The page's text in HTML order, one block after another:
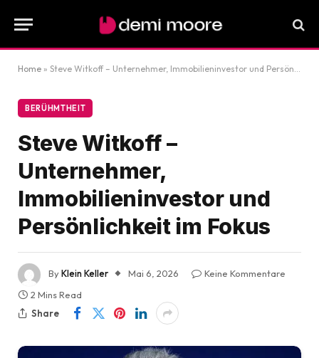
Home » Steve Witkoff – Unternehmer, Immobilieninvestor und Persönlichkeit im Fokus
BERÜHMTHEIT
Steve Witkoff –
Unternehmer,
Immobilieninvestor und
Persönlichkeit im Fokus
ByKlein Keller Mai 6, 2026
Keine Kommentare
2 Mins Read
Share